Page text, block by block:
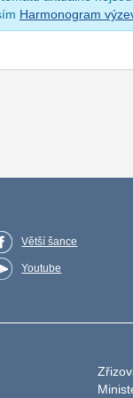
Harmonogram
Větší šance
Youtube